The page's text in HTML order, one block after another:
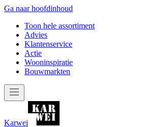
Ga naar hoofdinhoud
Toon hele assortiment
Advies
Klantenservice
Actie
Wooninspiratie
Bouwmarkten
Karwei